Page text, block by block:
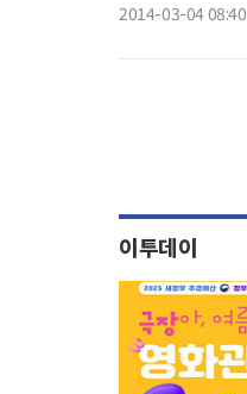
2014-03-04 08:40
이투데이